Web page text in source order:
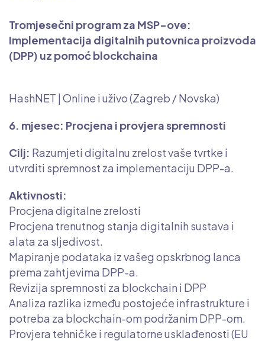
testirati vlastittuDigitalnu Putovnicu
Proizvodana sigurnoj i energetski učinkovitoj
infrastrukturi HashNET-a,
Online i uživo (Zagreb / Novska)
Namijenjeno MSP-ovima iz reguliranih sektora
prijavitelje (u skladu s GBER čl. 28)
Prilike ne čekaju. Prijavi se danas i osiguraj
Zajedno oblikujemo održivu i transparentnu
budućnost proizvoda – od izvora do krajnjeg
korisnika.
Tromjesečni program za MSP-ove:
Implementacija digitalnih putovnica proizvoda
(DPP) uz pomoć blockchaina
HashNET | Online i uživo (Zagreb / Novska)
6. mjesec: Procjena i provjera spremnosti
Cilj: Razumjeti digitalnu zrelost vaše tvrtke i
utvrditi spremnost za implementaciju DPP-a.
Aktivnosti:
Procjena digitalne zrelosti
Procjena trenutnog stanja digitalnih sustava i
alata za sljedivost.
Mapiranje podataka iz vašeg opskrbnog lanca
prema zahtjevima DPP-a.
Revizija spremnosti za blockchain i DPP
Analiza razlika između postojeće infrastrukture i
potreba za blockchain-om podržanim DPP-om.
Provjera tehničke i regulatorne usklađenosti (EU